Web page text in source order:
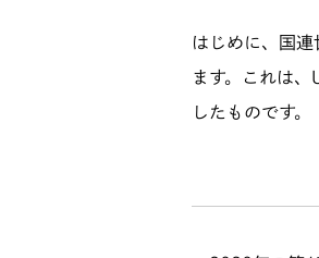
はじめに、国
ます。これは
したものです。